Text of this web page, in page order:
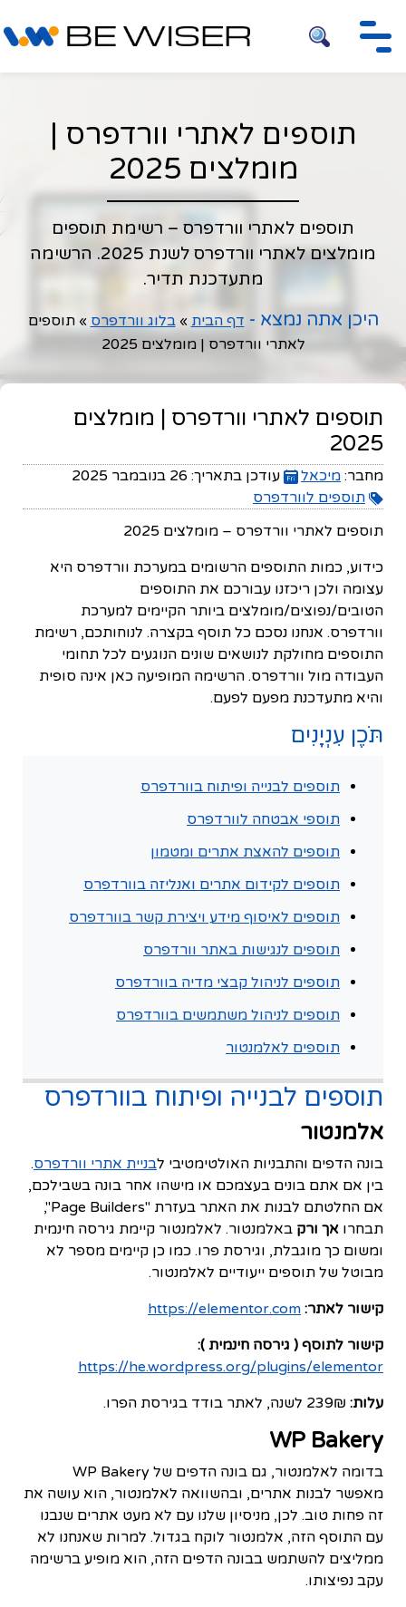
חיפוש
תוספים לאתרי וורדפרס |
מומלצים 2025
תוספים לאתרי וורדפרס – רשימת תוספים
מומלצים לאתרי וורדפרס לשנת 2025. הרשימה
מתעדכנת תדיר.
היכן אתה נמצא - דף הבית »בלוג וורדפרס »תוספים
לאתרי וורדפרס | מומלצים 2025
תוספים לאתרי וורדפרס | מומלצים
2025
מחבר: מיכאל עודכן בתאריך: 26 בנובמבר 2025
תוספים לוורדפרס
תוספים לאתרי וורדפרס – מומלצים 2025
כידוע, כמות התוספים הרשומים במערכת וורדפרס היא
עצומה ולכן ריכזנו עבורכם את התוספים
הטובים/נפוצים/מומלצים ביותר הקיימים למערכת
וורדפרס. אנחנו נסכם כל תוסף בקצרה. לנוחותכם, רשימת
התוספים מחולקת לנושאים שונים הנוגעים לכל תחומי
העבודה מול וורדפרס. הרשימה המופיעה כאן אינה סופית
והיא מתעדכנת מפעם לפעם.
תֹּכֶן עִנְיָנִים
תוספים לבנייה ופיתוח בוורדפרס
תוספי אבטחה לוורדפרס
תוספים להאצת אתרים ומטמון
תוספים לקידום אתרים ואנליזה בוורדפרס
תוספים לאיסוף מידע ויצירת קשר בוורדפרס
תוספים לנגישות באתר וורדפרס
תוספים לניהול קבצי מדיה בוורדפרס
תוספים לניהול משתמשים בוורדפרס
תוספים לאלמנטור
תוספים לבנייה ופיתוח בוורדפרס
אלמנטור
בונה הדפים והתבניות האולטימטיבי לבניית אתרי וורדפרס.
בין אם אתם בונים בעצמכם או מישהו אחר בונה בשבילכם,
אם החלטתם לבנות את האתר בעזרת "Page Builders",
תבחרו אך ורק באלמנטור. לאלמנטור קיימת גירסה חינמית
ומשום כך מוגבלת, וגירסת פרו. כמו כן קיימים מספר לא
מבוטל של תוספים ייעודיים לאלמנטור.
קישור לאתר: https://elementor.com
קישור לתוסף ( גירסה חינמית ):
https://he.wordpress.org/plugins/elementor
עלות:
WP Bakery
בדומה לאלמנטור, גם בונה הדפים של WP Bakery
מאפשר לבנות אתרים, ובהשוואה לאלמנטור, הוא עושה את
זה פחות טוב. לכן, מניסיון שלנו עם לא מעט אתרים שנבנו
עם התוסף הזה, אלמנטור לוקח בגדול. למרות שאנחנו לא
ממליצים להשתמש בבונה הדפים הזה, הוא מופיע ברשימה
עקב נפיצותו.